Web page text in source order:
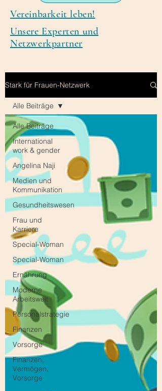
Vereinbarkeit leben!
Unsere Experten und
Netzwerkpartner
Stark für Frauen-Netzwerk
Alle Beiträge
International
work & gender
Angelina Naji
Medien und
Kommunikation
Gesundheitswesen
Frau und
Karriere
Special-Woman
Special-Woman
Ernährung
Moderne
Arbeitswelt
Personalstrategie
Finanzen
Vorsorge
Finanzen,
Vermögen,
Vorsorge
Alle Beiträge